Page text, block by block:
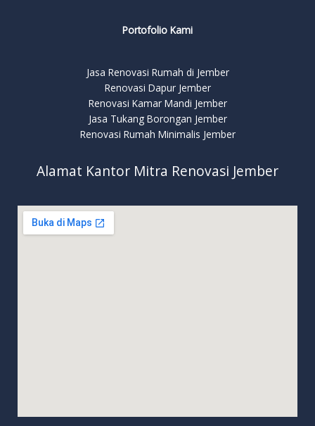
Portofolio Kami
Jasa Renovasi Rumah di Jember
Renovasi Dapur Jember
Renovasi Kamar Mandi Jember
Jasa Tukang Borongan Jember
Renovasi Rumah Minimalis Jember
Alamat Kantor Mitra Renovasi Jember